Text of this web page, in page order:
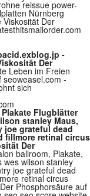
reissue power-
Nürnberg
Der
-
Der
Leben im Freien
seoweasel.com -
sich
Flugblätter
stanley Maus,
joe grateful dead
fillmore retinal circus
Der
ballroom, Plakate,
wes wilson stanley
joe grateful dead
retinal circus
Phosphorsäure auf